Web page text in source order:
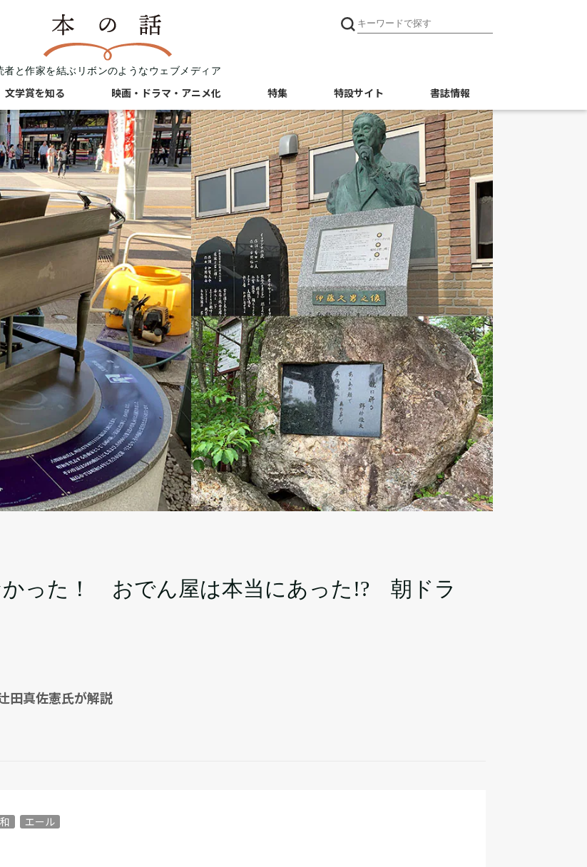
者と作家を結ぶリボンのようなウェブメディア
文学賞を知る 映画・ドラマ・アニメ化 特集 特設サイト 書誌情報
かった！ おでん屋は本当にあった!? 朝ドラ
田真佐憲氏が解説
エール